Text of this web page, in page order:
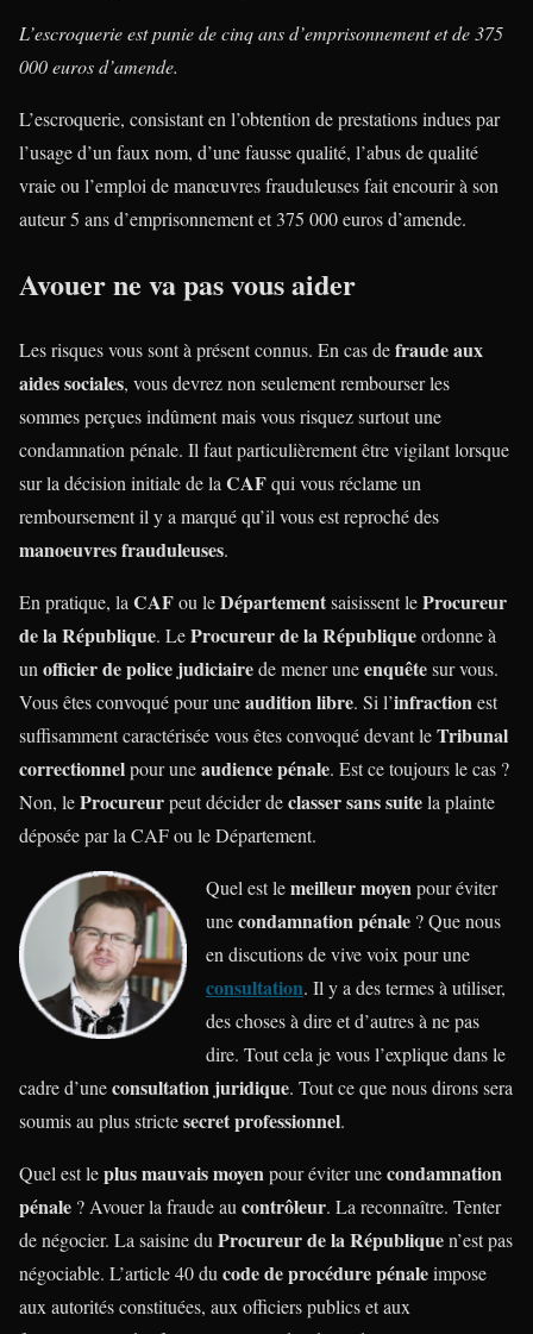
L’escroquerie est punie de cinq ans d’emprisonnement et de 375
000 euros d’amende.
L’escroquerie, consistant en l’obtention de prestations indues par
l’usage d’un faux nom, d’une fausse qualité, l’abus de qualité
vraie ou l’emploi de manœuvres frauduleuses fait encourir à son
auteur 5 ans d’emprisonnement et 375 000 euros d’amende.
Avouer ne va pas vous aider
Les risques vous sont à présent connus. En cas defraude aux
aides sociales, vous devrez non seulement rembourser les
sommes perçues indûment mais vous risquez surtout une
condamnation pénale. Il faut particulièrement être vigilant lorsque
sur la décision initiale de la CAFqui vous réclame un
remboursement il y a marqué qu’il vous est reproché des
manoeuvres frauduleuses.
En pratique, la CAFou leDépartementsaisissent leProcureur
de la République. LeProcureur de la Républiqueordonne à
un officier de police judiciairede mener uneenquêtesur vous.
Vous êtes convoqué pour uneaudition libre. Si l’infractionest
suffisamment caractérisée vous êtes convoqué devant leTribunal
correctionnelpour uneaudience pénale. Est ce toujours le cas ?
Non, leProcureurpeut décider declasser sans suitela plainte
déposée par la CAF ou le Département.
Quel est lemeilleur moyenpour éviter
unecondamnation pénale ? Que nous
en discutions de vive voix pour une
consultation. Il y a des termes à utiliser,
des choses à dire et d’autres à ne pas
dire. Tout cela je vous l’explique dans le
cadre d’uneconsultation juridique. Tout ce que nous dirons sera
soumis au plus strictesecret professionnel.
Quel est leplus mauvais moyenpour éviter unecondamnation
pénale ? Avouer la fraude au contrôleur. La reconnaître. Tenter
de négocier. La saisine du Procureur de la Républiquen’est pas
négociable. L’article 40 du code de procédure pénaleimpose
aux autorités constituées, aux officiers publics et aux